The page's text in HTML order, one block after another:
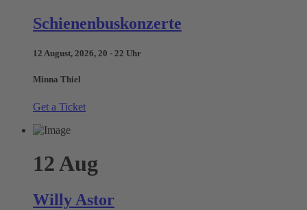
Schienenbuskonzerte
12 August, 2026, 20 - 22 Uhr
Minna Thiel
Get a Ticket
12 Aug
Willy Astor